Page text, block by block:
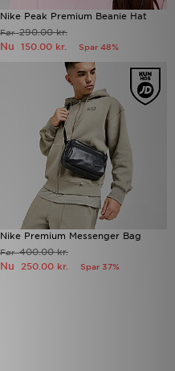
Nike Peak Premium Beanie Hat
Før290.00 kr.
Nu 150.00 kr. Spar 48%
Nike Premium Messenger Bag
Før400.00 kr.
Nu 250.00 kr. Spar 37%